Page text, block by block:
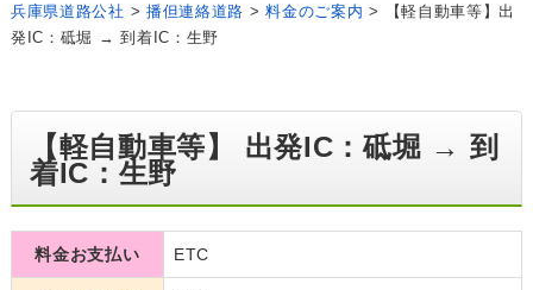
兵庫県道路公社 > 播但連絡道路 >料金のご案内 >
【軽自動車等】出
発IC：砥堀 → 到着IC：生野
【軽自動車等】 出発IC：砥堀 → 到
着IC：生野
料金お支払い ETC